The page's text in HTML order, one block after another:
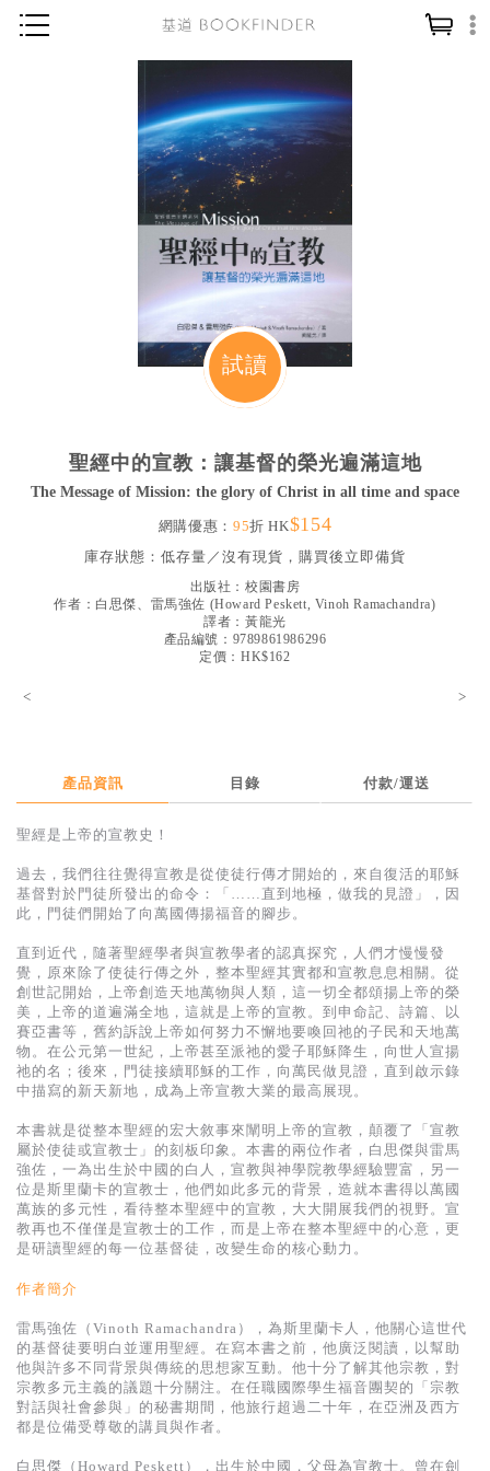
讀經／研經
聖經
信仰入門
教會歷史
教會事工
哲學／宗教比較
文藝／勵志
暢銷榜
中文二手書
英文二手書
精選英文書
電子書
基道 Top 50
試讀
聖經中的宣教：讓基督的榮光遍滿這地
The Message of Mission: the glory of Christ in all time and space
網購優惠： 95折 HK$154
庫存狀態： 低存量／沒有現貨，購買後立即備貨
出版社： 校園書房
作者： 白思傑、雷馬強佐 (Howard Peskett, Vinoh Ramachandra)
譯者： 黃龍光
產品編號：9789861986296
定價：HK$162
< >
產品資訊 目錄 付款/運送
聖經是上帝的宣教史！
過去，我們往往覺得宣教是從使徒行傳才開始的，來自復活的耶穌
基督對於門徒所發出的命令：「……直到地極，做我的見證」，因
此，門徒們開始了向萬國傳揚福音的腳步。
直到近代，隨著聖經學者與宣教學者的認真探究，人們才慢慢發
覺，原來除了使徒行傳之外，整本聖經其實都和宣教息息相關。從
創世記開始，上帝創造天地萬物與人類，這一切全都頌揚上帝的榮
美，上帝的道遍滿全地，這就是上帝的宣教。到申命記、詩篇、以
賽亞書等，舊約訴說上帝如何努力不懈地要喚回祂的子民和天地萬
物。在公元第一世紀，上帝甚至派祂的愛子耶穌降生，向世人宣揚
祂的名；後來，門徒接續耶穌的工作，向萬民做見證，直到啟示錄
中描寫的新天新地，成為上帝宣教大業的最高展現。
本書就是從整本聖經的宏大敘事來闡明上帝的宣教，顛覆了「宣教
屬於使徒或宣教士」的刻板印象。本書的兩位作者，白思傑與雷馬
強佐，一為出生於中國的白人，宣教與神學院教學經驗豐富，另一
位是斯里蘭卡的宣教士，他們如此多元的背景，造就本書得以萬國
萬族的多元性，看待整本聖經中的宣教，大大開展我們的視野。宣
教再也不僅僅是宣教士的工作，而是上帝在整本聖經中的心意，更
是研讀聖經的每一位基督徒，改變生命的核心動力。
作者簡介
雷馬強佐（Vinoth Ramachandra），為斯里蘭卡人，他關心這世代
的基督徒要明白並運用聖經。在寫本書之前，他廣泛閱讀，以幫助
他與許多不同背景與傳統的思想家互動。他十分了解其他宗教，對
宗教多元主義的議題十分關注。在任職國際學生福音團契的「宗教
對話與社會參與」的秘書期間，他旅行超過二十年，在亞洲及西方
都是位備受尊敬的講員與作者。
白思傑（Howard Peskett），出生於中國，父母為宣教士。曾在劍